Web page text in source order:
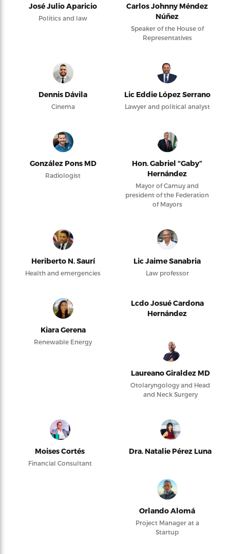
José Julio Aparicio
Politics and law
Carlos Johnny Méndez
Núñez
Speaker of the House of
Representatives
Dennis Dávila
Cinema
Lic Eddie López Serrano
Lawyer and political analyst
González Pons MD
Radiologist
Hon. Gabriel “Gaby”
Hernández
Mayor of Camuy and
president of the Federation
of Mayors
Heriberto N. Saurí
Health and emergencies
Lic Jaime Sanabria
Law professor
Kiara Gerena
Renewable Energy
Lcdo Josué Cardona
Hernández
Laureano Giraldez MD
Otolaryngology and Head
and Neck Surgery
Moises Cortés
Financial Consultant
Dra. Natalie Pérez Luna
Orlando Alomá
Project Manager at a
Startup